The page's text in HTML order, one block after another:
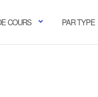
COURS PAR TYPE